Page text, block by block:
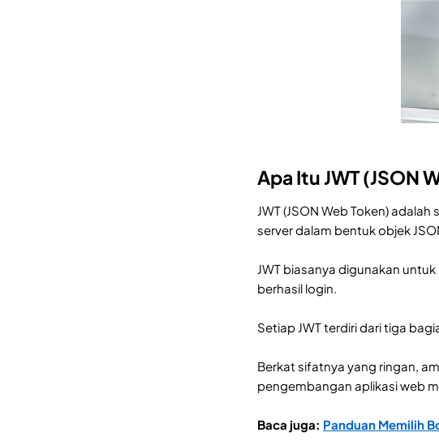
Apa Itu JWT (JSON
JWT (JSON Web Token)
server dalam bentuk objek
JWT biasanya digunakan
berhasil login.
Setiap JWT terdiri dari tiga
Berkat sifatnya yang ringan,
pengembangan aplikasi web
Baca juga: Panduan Memilih